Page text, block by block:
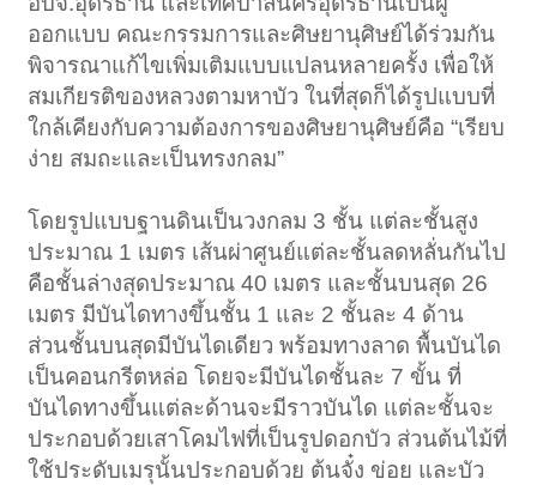
ออกแบบ คณะกรรมการและศิษยานุศิษย์ได้ร่วมกัน
พิจารณาแก้ไขเพิ่มเติมแบบแปลนหลายครั้ง เพื่อให้
สมเกียรติของหลวงตามหาบัว ในที่สุดก็ได้รูปแบบที่
ใกล้เคียงกับความต้องการของศิษยานุศิษย์คือ “เรียบ
ง่าย สมถะและเป็นทรงกลม”
โดยรูปแบบฐานดินเป็นวงกลม 3 ชั้น แต่ละชั้นสูง
ประมาณ 1 เมตร เส้นผ่าศูนย์แต่ละชั้นลดหลั่นกันไป
คือชั้นล่างสุดประมาณ 40 เมตร และชั้นบนสุด 26
เมตร มีบันไดทางขึ้นชั้น 1 และ 2 ชั้นละ 4 ด้าน
ส่วนชั้นบนสุดมีบันไดเดียว พร้อมทางลาด พื้นบันได
เป็นคอนกรีตหล่อ โดยจะมีบันไดชั้นละ 7 ขั้น ที่
บันไดทางขึ้นแต่ละด้านจะมีราวบันได แต่ละชั้นจะ
ประกอบด้วยเสาโคมไฟที่เป็นรูปดอกบัว ส่วนต้นไม้ที่
ใช้ประดับเมรุนั้นประกอบด้วย ต้นจั๋ง ข่อย และบัว